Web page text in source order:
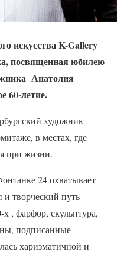
искусства K-Gallery
посвященная юбилею
Анатолия
60-летие.
художник
в местах, где
при жизни.
24 охватывает
и творческий путь
, фарфор, скульптура,
подписанные
харизматичной и